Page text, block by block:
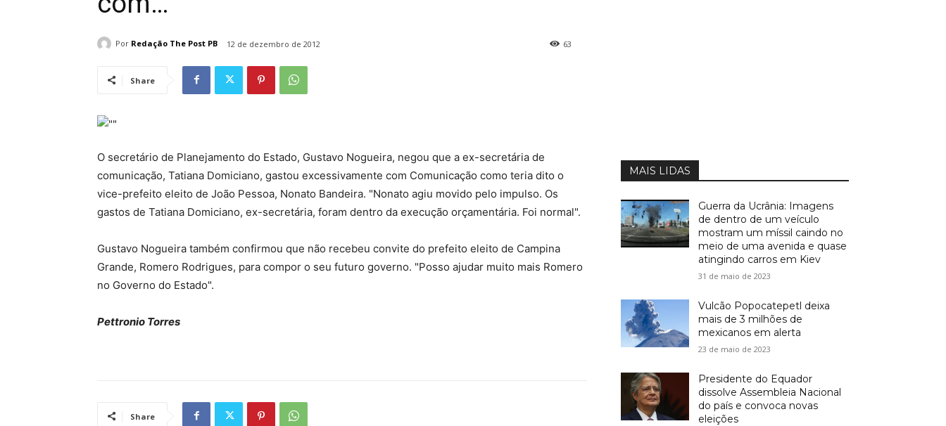
Por Redação The Post PB 12 de dezembro de 2012 63
Share
O secretário de Planejamento do Estado, Gustavo Nogueira, negou que a ex-secretária de
comunicação, Tatiana Domiciano, gastou excessivamente com Comunicação como teria dito o
vice-prefeito eleito de João Pessoa, Nonato Bandeira. "Nonato agiu movido pelo impulso. Os
gastos de Tatiana Domiciano, ex-secretária, foram dentro da execução orçamentária. Foi normal".
Gustavo Nogueira também confirmou que não recebeu convite do prefeito eleito de Campina
Grande, Romero Rodrigues, para compor o seu futuro governo. "Posso ajudar muito mais Romero
no Governo do Estado".
Pettronio Torres
Share
MAIS LIDAS
Guerra da Ucrânia: Imagens
de dentro de um veículo
mostram um míssil caindo no
meio de uma avenida e quase
atingindo carros em Kiev
31 de maio de 2023
Vulcão Popocatepetl deixa
mais de 3 milhões de
mexicanos em alerta
23 de maio de 2023
Presidente do Equador
dissolve Assembleia Nacional
do país e convoca novas
eleições